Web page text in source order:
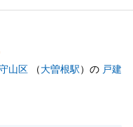
山区 （大曽根駅）の 戸建